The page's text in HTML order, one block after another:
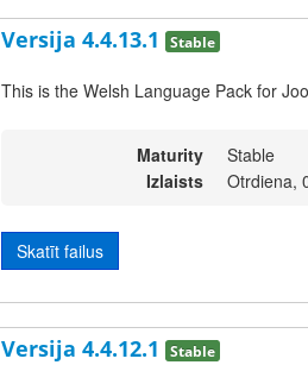
Versija 4.4.13.1 Stable
This is the Welsh Language Pack for
Maturity
Stable
Izlaists
Otrdiena,
Skatīt failus
Versija 4.4.12.1 Stable